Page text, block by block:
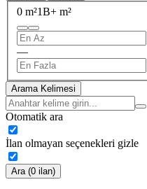
0 m²1B+ m²
—
Arama Kelimesi
Otomatik ara
İlan olmayan seçenekleri gizle
Ara (0 ilan)